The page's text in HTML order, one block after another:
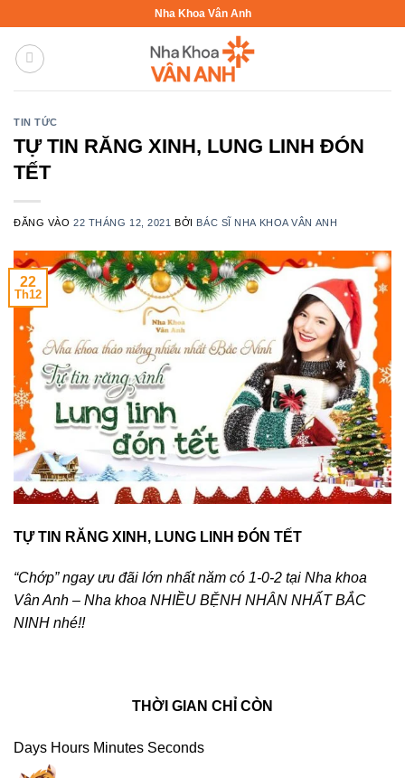
nội
Nha Khoa Vân Anh
TIN TỨC
TỰ TIN RĂNG XINH, LUNG LINH ĐÓN
TẾT
ĐĂNG VÀO22 THÁNG 12, 2021 BỞI BÁC SĨ NHA KHOA VÂN ANH
22
Th12
TỰ TIN RĂNG XINH, LUNG LINH ĐÓN TẾT
“Chớp” ngay ưu đãi lớn nhất năm có 1-0-2 tại Nha khoa
Vân Anh – Nha khoa NHIỀU BỆNH NHÂN NHẤT BẮC
NINH nhé!!
THỜI GIAN CHỈ CÒN
Days Hours Minutes Seconds